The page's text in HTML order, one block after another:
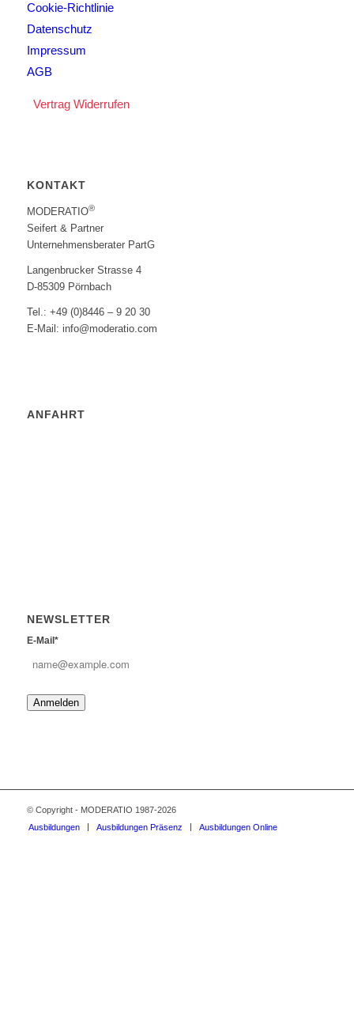
Cookie-Richtlinie
Datenschutz
Impressum
AGB
Vertrag Widerrufen
KONTAKT
MODERATIO®
Seifert & Partner
Unternehmensberater PartG
Langenbrucker Strasse 4
D-85309 Pörnbach
Tel.: +49 (0)8446 – 9 20 30
E-Mail: info@moderatio.com
ANFAHRT
NEWSLETTER
E-Mail*
Anmelden
© Copyright - MODERATIO 1987-2026
Ausbildungen
Ausbildungen Präsenz Ausbildungen Online